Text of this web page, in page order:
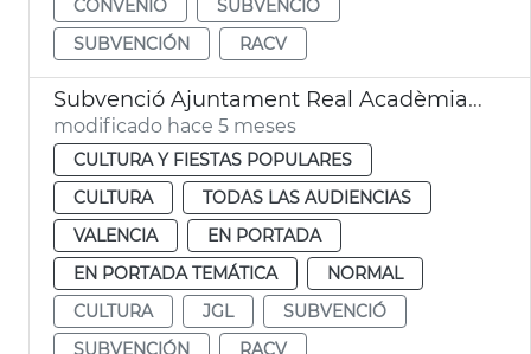
CONVENIO
SUBVENCIÓ
SUBVENCIÓN
RACV
Subvenció Ajuntament Real Acadèmia de Cultura Valenciana
modificado hace 5 meses
CULTURA Y FIESTAS POPULARES
CULTURA
TODAS LAS AUDIENCIAS
VALENCIA
EN PORTADA
EN PORTADA TEMÁTICA
NORMAL
CULTURA
JGL
SUBVENCIÓ
SUBVENCIÓN
RACV